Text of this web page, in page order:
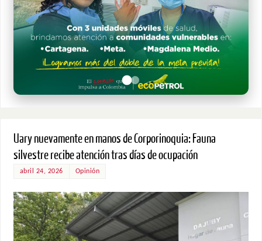
Uary nuevamente en manos de Corporinoquia: Fauna
silvestre recibe atención tras días de ocupación
abril 24, 2026 Opinión